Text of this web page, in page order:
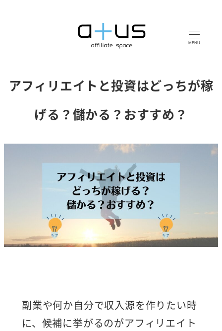
MENU
アフィリエイトと投資はどっちが稼
げる？儲かる？おすすめ？
副業や何か自分で収入源を作りたい時
に、候補に挙がるのがアフィリエイト